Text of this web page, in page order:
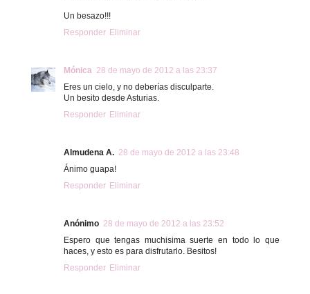
Un besazo!!!
Responder Eliminar
Mónica 28 de mayo de 2012 a las 23:37
Eres un cielo, y no deberías disculparte.
Un besito desde Asturias.
Responder Eliminar
Almudena A. 28 de mayo de 2012 a las 23:48
Ánimo guapa!
Responder Eliminar
Anónimo 28 de mayo de 2012 a las 23:52
Espero que tengas muchisima suerte en todo lo que
haces, y esto es para disfrutarlo. Besitos!
Responder Eliminar